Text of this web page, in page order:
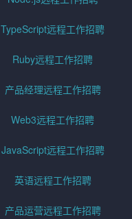
TypeScript远程工作招聘
Ruby远程工作招聘
产品经理远程工作招聘
Web3远程工作招聘
JavaScript远程工作招聘
英语远程工作招聘
产品运营远程工作招聘